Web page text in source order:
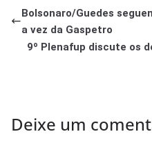
Bolsonaro/Guedes
a vez da Gaspetro
9º Plenafup discute os
Deixe um